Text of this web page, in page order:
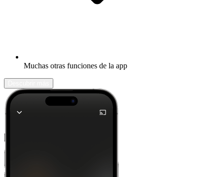
Muchas otras funciones de la app